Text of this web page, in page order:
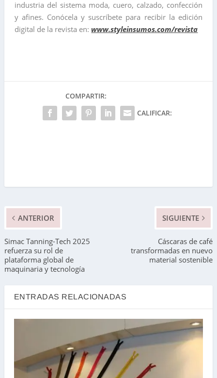
industria del sistema moda, cuero, calzado, confección
y afines. Conócela y suscríbete para recibir la edición
digital de la revista en: www.styleinsumos.com/revista
COMPARTIR:
CALIFICAR:
ANTERIOR
Simac Tanning-Tech 2025
refuerza su rol de
plataforma global de
maquinaria y tecnología
SIGUIENTE
Cáscaras de café
transformadas en nuevo
material sostenible
ENTRADAS RELACIONADAS